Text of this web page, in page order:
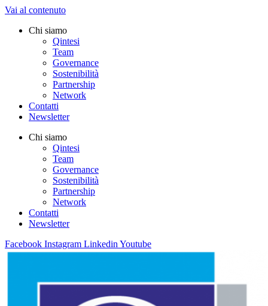
Vai al contenuto
Chi siamo
Qintesi
Team
Governance
Sostenibilità
Partnership
Network
Contatti
Newsletter
Chi siamo
Qintesi
Team
Governance
Sostenibilità
Partnership
Network
Contatti
Newsletter
Facebook Instagram Linkedin Youtube